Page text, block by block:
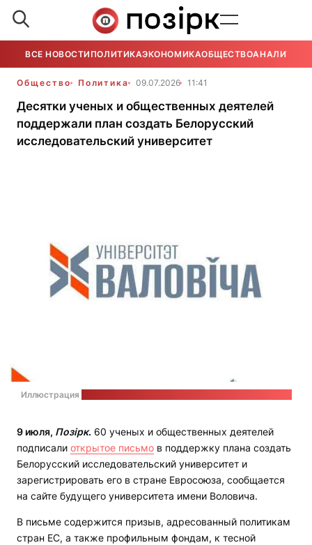
ВСЕ НОВОСТИ ПОЛИТИКАЭКОНОМИКАОБЩЕСТВОАНАЛИТИКА
Общество Политика 09.07.2026 11:41
Десятки ученых и общественных деятелей
поддержали план создать Белорусский
исследовательский университет
Иллюстрация
9 июля, Позірк. 60 ученых и общественных деятелей
подписали открытое письмо в поддержку плана создать
Белорусский исследовательский университет и
зарегистрировать его в стране Евросоюза, сообщается
на сайте будущего университета имени Воловича.
В письме содержится призыв, адресованный политикам
стран ЕС, а также профильным фондам, к тесной